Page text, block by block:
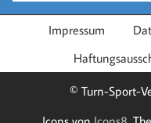
Impressum
© Turn-Sport-